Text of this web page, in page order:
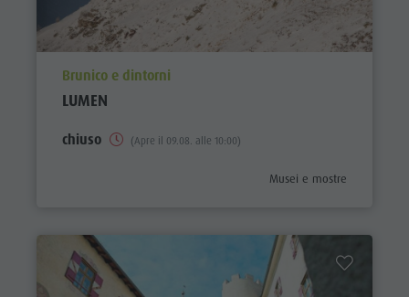
aria.poi_location_prefix
Brunico e dintorni
LUMEN
chiuso (Apre il 09.08. alle 10:00)
aria.poi_category_prefix
Musei e mostre